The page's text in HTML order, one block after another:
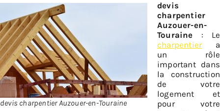
devis charpentier Auzouer-en-Touraine
devis
charpentier
Auzouer-en-
Touraine : Le
charpentiera
un rôle
important dans
la construction
de votre
logement et
pour votre